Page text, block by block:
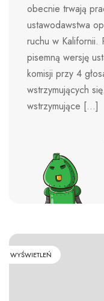
obecnie trwają
ustawodawstwa
ruchu w Kalifornii.
pisemną wersję
komisji przy 4
wstrzymujących
wstrzymujące […]
WYŚWIETLEŃ